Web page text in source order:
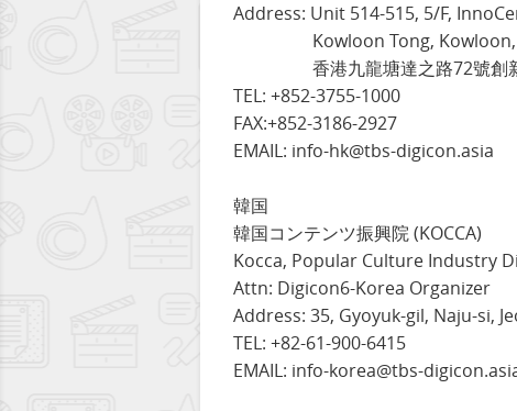
Address: Unit 514-515, 5/F,
Kowloon Tong, Kowloon,
香港九龍塘達之路72號創新
TEL: +852-3755-1000
FAX:+852-3186-2927
EMAIL: info-hk@tbs-digicon.asia
韓国
韓国コンテンツ振興院 (KOCCA)
Kocca, Popular Culture Industry
Attn: Digicon6-Korea Organizer
Address: 35, Gyoyuk-gil, Naju-si,
TEL: +82-61-900-6415
EMAIL: info-korea@tbs-